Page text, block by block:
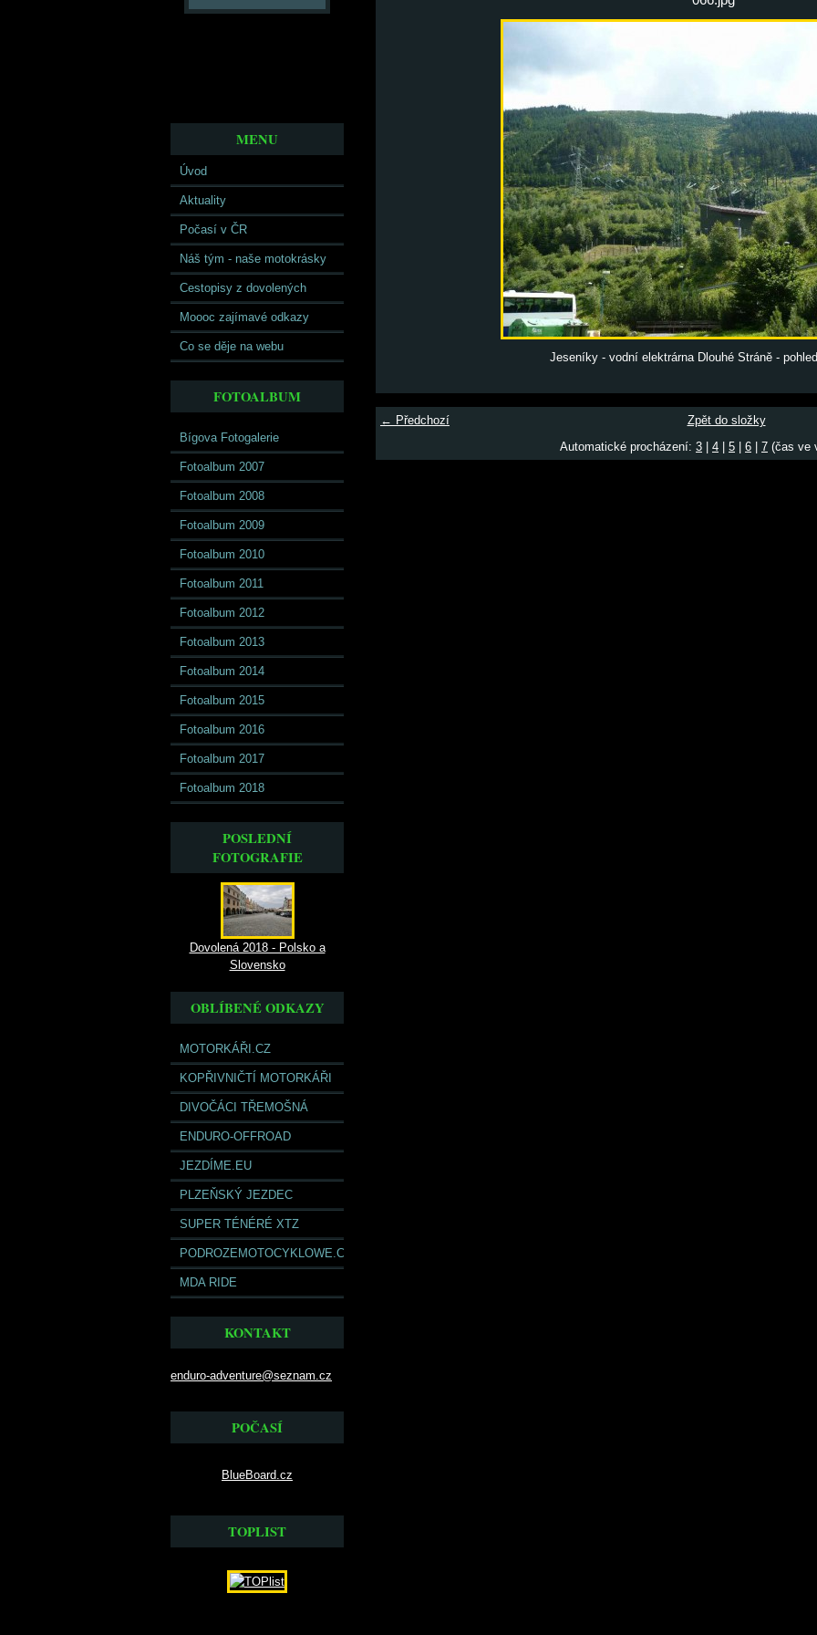
MENU
Úvod
Aktuality
Počasí v ČR
Náš tým - naše motokrásky
Cestopisy z dovolených
Moooc zajímavé odkazy
Co se děje na webu
FOTOALBUM
Bígova Fotogalerie
Fotoalbum 2007
Fotoalbum 2008
Fotoalbum 2009
Fotoalbum 2010
Fotoalbum 2011
Fotoalbum 2012
Fotoalbum 2013
Fotoalbum 2014
Fotoalbum 2015
Fotoalbum 2016
Fotoalbum 2017
Fotoalbum 2018
POSLEDNÍ
FOTOGRAFIE
Dovolená 2018 - Polsko a
Slovensko
OBLÍBENÉ ODKAZY
MOTORKÁŘI.CZ
KOPŘIVNIČTÍ MOTORKÁŘI
DIVOČÁCI TŘEMOŠNÁ
ENDURO-OFFROAD
JEZDÍME.EU
PLZEŇSKÝ JEZDEC
SUPER TÉNÉRÉ XTZ
PODROZEMOTOCYKLOWE.COM
MDA RIDE
KONTAKT
enduro-adventure@seznam.cz
POČASÍ
BlueBoard.cz
TOPLIST
Jeseníky - vodní elektrárna Dlouhé Stráně -
← Předchozí
Zpět do složky
Automatické procházení: 3 4 5 6 7 (čas ve